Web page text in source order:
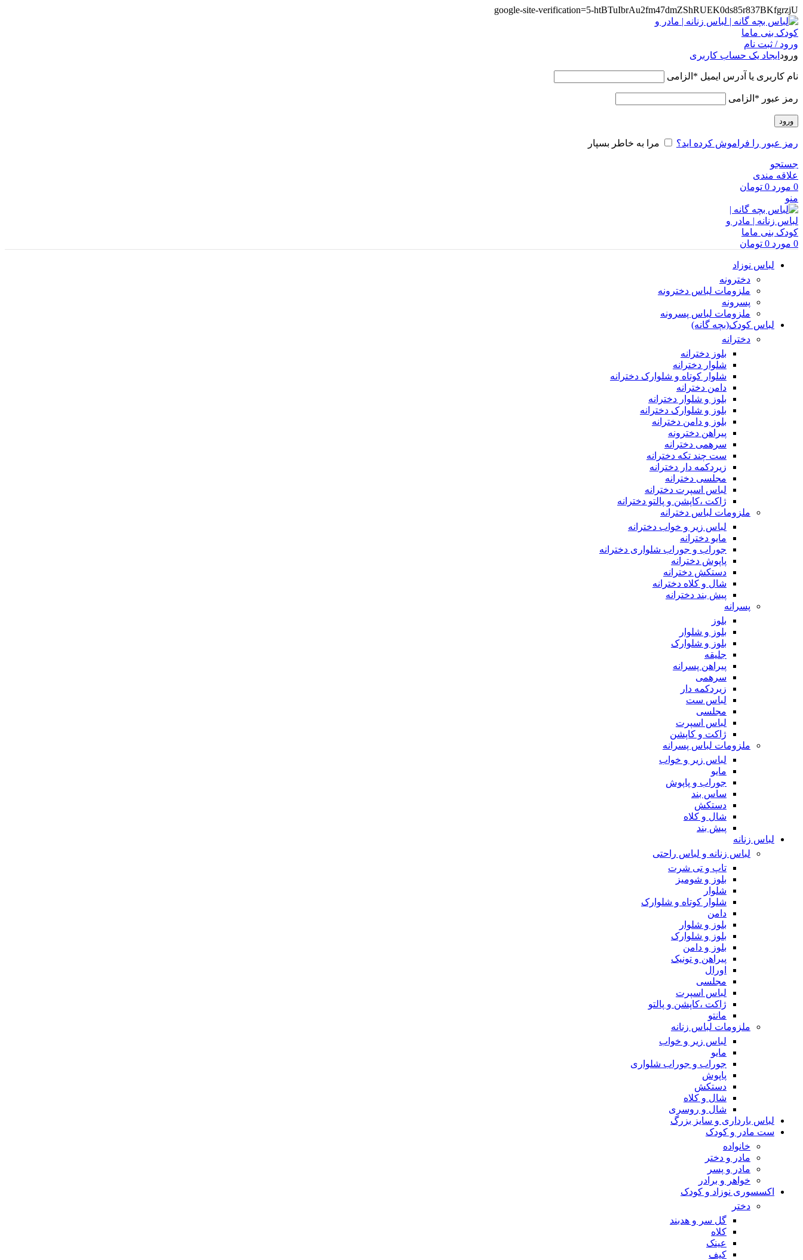
google-site-verification=5-htBTuIbrAu2fm47dmZShRUEK0ds85r837BKfgrzjU
ورود / ثبت نام
ورود ایجاد یک حساب کاربری
نام کاربری یا آدرس ایمیل * الزامی
رمز عبور * الزامی
ورود
رمز عبور را فراموش کرده اید؟ مرا به خاطر بسپار
جستجو
علاقه مندی
0 مورد 0 تومان
منو
0 مورد 0 تومان
لباس نوزاد
دخترونه
ملزومات لباس دخترونه
پسرونه
ملزومات لباس پسرونه
لباس کودک(بچه گانه)
دخترانه
بلوز دخترانه
شلوار دخترانه
شلوار کوتاه و شلوارک دخترانه
دامن دخترانه
بلوز و شلوار دخترانه
بلوز و شلوارک دخترانه
بلوز و دامن دخترانه
پیراهن دخترونه
سرهمی دخترانه
ست چند تکه دخترانه
زیردکمه دار دخترانه
مجلسی دخترانه
لباس اسپرت دخترانه
ژاکت ،کاپشن و پالتو دخترانه
ملزومات لباس دخترانه
لباس زیر و خواب دخترانه
مایو دخترانه
جوراب و جوراب شلواری دخترانه
پاپوش دخترانه
دستکش دخترانه
شال و کلاه دخترانه
پیش بند دخترانه
پسرانه
بلوز
بلوز و شلوار
بلوز و شلوارک
جلیقه
پیراهن پسرانه
سرهمی
زیردکمه دار
لباس ست
مجلسی
لباس اسپرت
ژاکت و کاپشن
ملزومات لباس پسرانه
لباس زیر و خواب
مایو
جوراب و پاپوش
ساس بند
دستکش
شال و کلاه
پیش بند
لباس زنانه
لباس زنانه و لباس راحتی
تاپ و تی شرت
بلوز و شومیز
شلوار
شلوار کوتاه و شلوارک
دامن
بلوز و شلوار
بلوز و شلوارک
بلوز و دامن
پیراهن و تونیک
اورال
مجلسی
لباس اسپرت
ژاکت ،کاپشن و پالتو
مانتو
ملزومات لباس زنانه
لباس زیر و خواب
مایو
جوراب و جوراب شلواری
پاپوش
دستکش
شال و کلاه
شال و روسری
لباس بارداری و سایز بزرگ
ست مادر و کودک
خانواده
مادر و دختر
مادر و پسر
خواهر و برادر
اکسسوری نوزاد و کودک
دختر
گل سر و هدبند
کلاه
عینک
کیف